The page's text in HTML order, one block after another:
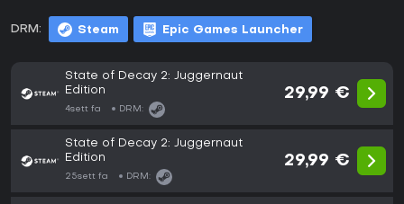
DRM: Steam Epic Games Launcher
State of Decay 2: Juggernaut
Edition
4sett fa DRM:
29,99 €
State of Decay 2: Juggernaut
Edition
25sett fa DRM:
29,99 €